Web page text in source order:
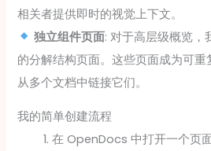
相关者提供即时的视觉上下文。
独立组件页面: 对于高层级概览，
的分解结构页面。这些页面成为可
从多个文档中链接它们。
我的简单创建流程
在 OpenDocs 中打开一个页